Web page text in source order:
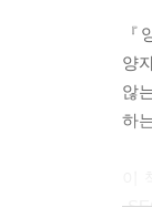
『
양
않
하